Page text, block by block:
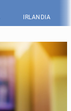
IRLANDIA